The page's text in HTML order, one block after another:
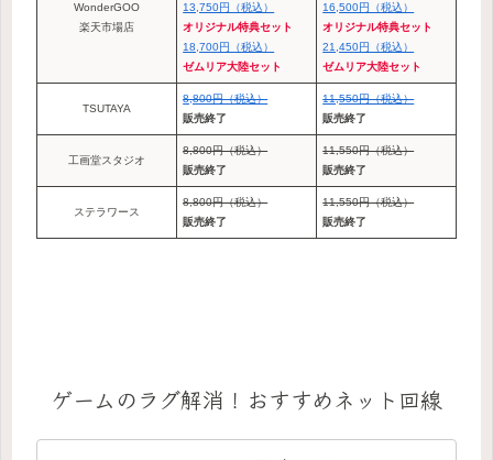
WonderGOO
楽天市場店
13,750円（税込）
オリジナル特典セット
18,700円（税込）
ゼムリア大陸セット
16,500円（税込）
オリジナル特典セット
21,450円（税込）
ゼムリア大陸セット
TSUTAYA
8,800円（税込）
販売終了
11,550円（税込）
販売終了
工画堂スタジオ
8,800円（税込）
販売終了
11,550円（税込）
販売終了
ステラワース
8,800円（税込）
販売終了
11,550円（税込）
販売終了
ゲームのラグ解消！おすすめネット回線